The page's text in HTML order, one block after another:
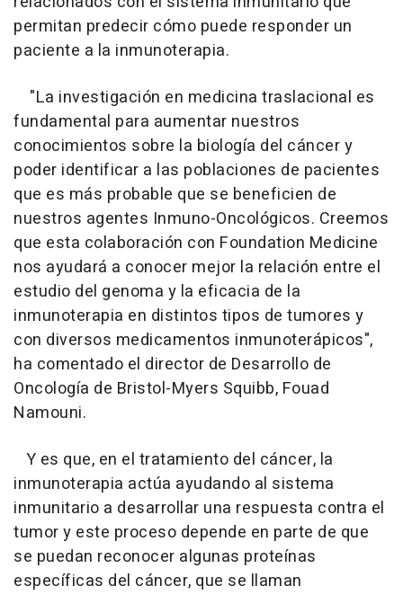
permitan predecir cómo puede responder un
paciente a la inmunoterapia.
"La investigación en medicina traslacional es
fundamental para aumentar nuestros
conocimientos sobre la biología del cáncer y
poder identificar a las poblaciones de pacientes
que es más probable que se beneficien de
nuestros agentes Inmuno-Oncológicos. Creemos
que esta colaboración con Foundation Medicine
nos ayudará a conocer mejor la relación entre el
estudio del genoma y la eficacia de la
inmunoterapia en distintos tipos de tumores y
con diversos medicamentos inmunoterápicos",
ha comentado el director de Desarrollo de
Oncología de Bristol-Myers Squibb, Fouad
Namouni.
Y es que, en el tratamiento del cáncer, la
inmunoterapia actúa ayudando al sistema
inmunitario a desarrollar una respuesta contra el
tumor y este proceso depende en parte de que
se puedan reconocer algunas proteínas
específicas del cáncer, que se llaman